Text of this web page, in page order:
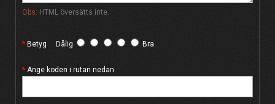
Obs: HTML översätts inte.
Betyg Dålig Bra
Ange koden i rutan nedan